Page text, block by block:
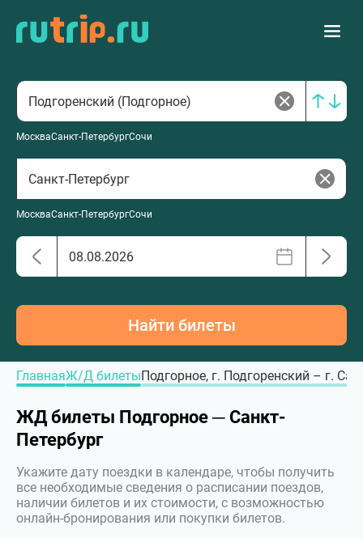
МоскваСанкт-ПетербургСочи
МоскваСанкт-ПетербургСочи
Найти билеты
ГлавнаяЖ/Д билетыПодгорное, г. Подгоренский – г.
ЖД билеты Подгорное ─ Санкт-
Петербург
Укажите дату поездки в календаре, чтобы получить
все необходимые сведения о расписании поездов,
наличии билетов и их стоимости, с возможностью
онлайн-бронирования или покупки билетов.